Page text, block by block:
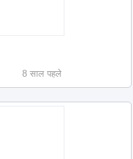
8 साल पहले